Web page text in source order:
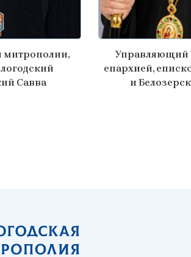
митрополии,
Савва
Управляющий
епархией,
и